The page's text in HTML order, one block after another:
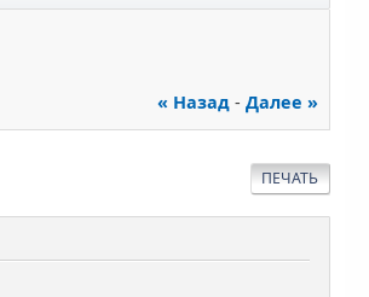
« Назад- Далее »
ПЕЧАТЬ